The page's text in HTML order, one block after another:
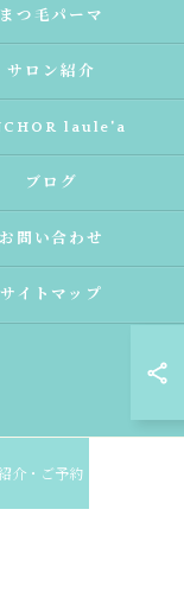
介・ご予約
まつ毛パーマ
サロン紹介
laule'a
ブログ
お問い合わせ
サイトマップ
RIGHTS RESERVED.